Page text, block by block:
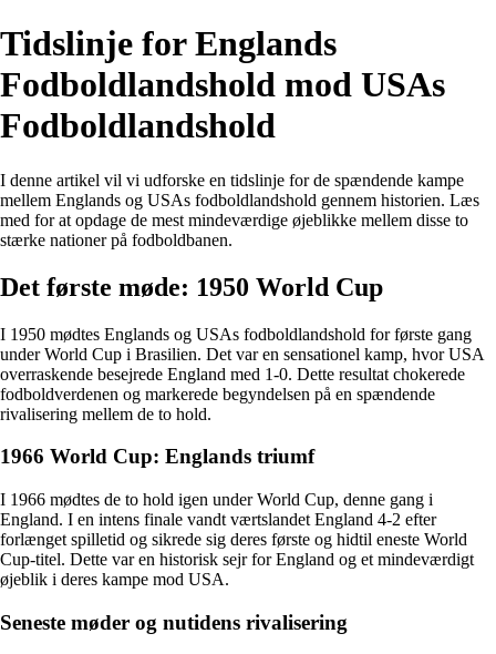
Tidslinje for Englands
Fodboldlandshold mod USAs
Fodboldlandshold
I denne artikel vil vi udforske en tidslinje for de spændende kampe
mellem Englands og USAs fodboldlandshold gennem historien. Læs
med for at opdage de mest mindeværdige øjeblikke mellem disse to
stærke nationer på fodboldbanen.
Det første møde: 1950 World Cup
I 1950 mødtes Englands og USAs fodboldlandshold for første gang
under World Cup i Brasilien. Det var en sensationel kamp, hvor USA
overraskende besejrede England med 1-0. Dette resultat chokerede
fodboldverdenen og markerede begyndelsen på en spændende
rivalisering mellem de to hold.
1966 World Cup: Englands triumf
I 1966 mødtes de to hold igen under World Cup, denne gang i
England. I en intens finale vandt værtslandet England 4-2 efter
forlænget spilletid og sikrede sig deres første og hidtil eneste World
Cup-titel. Dette var en historisk sejr for England og et mindeværdigt
øjeblik i deres kampe mod USA.
Seneste møder og nutidens rivalisering